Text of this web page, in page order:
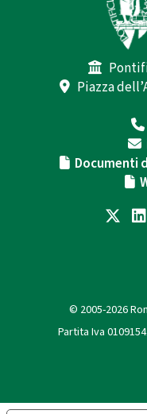
Piazza
Documenti
© 2005-2026
Partita Iva